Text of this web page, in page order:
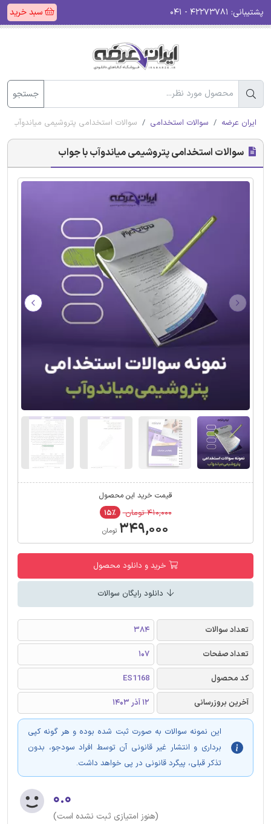
پشتیبانی: سبد خرید
جستجو
ایران عرضه سوالات استخدامی سوالات استخدامی پتروشیمی میاندوآب با
سوالات استخدامی پتروشیمی میاندوآب با جواب
قیمت خرید این محصول
۴۱۰,۰۰۰ تومان ۱۵٪
۳۴۹,۰۰۰ تومان
خرید و دانلود محصول
دانلود رایگان سوالات
تعداد سوالات
384
تعداد صفحات
107
کد محصول
ES1168
آخرین بروزرسانی
12 آذر 1403
این نمونه سوالات به صورت ثبت شده بوده و هر گونه کپی
برداری و انتشار غیر قانونی آن توسط افراد سودجو، بدون
تذکر قبلی، پیگرد قانونی در پی خواهد داشت.
۰.۰
(هنوز امتیازی ثبت نشده است)